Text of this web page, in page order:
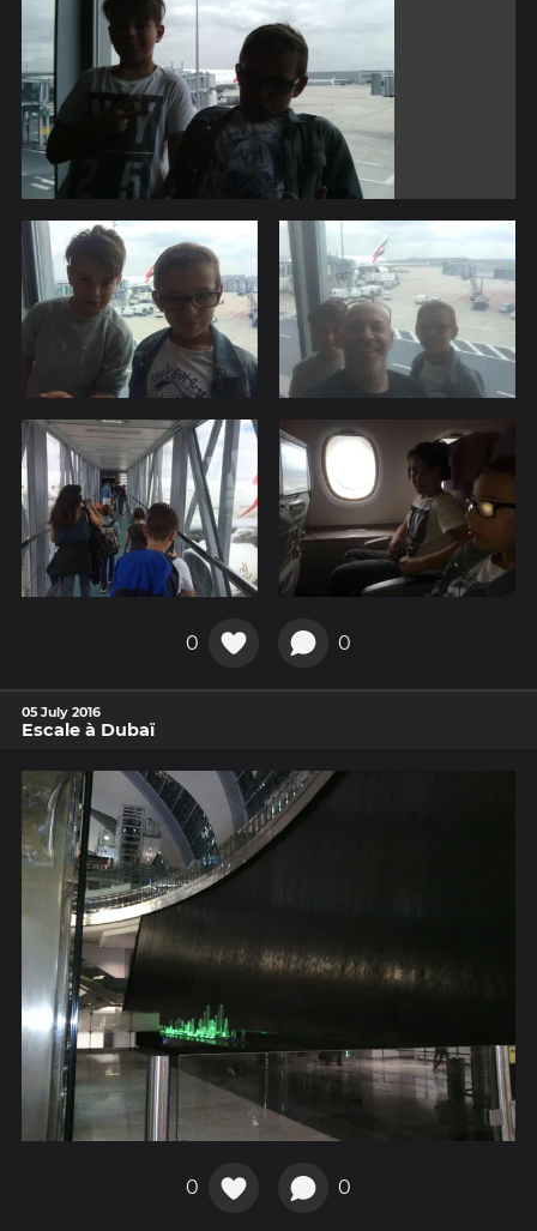
0 0
05 July 2016
Escale à Dubaï
0 0